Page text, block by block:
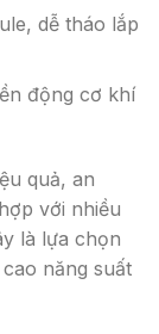
dễ tháo lắp
động cơ khí
quả, an
với nhiều
là lựa chọn
năng suất